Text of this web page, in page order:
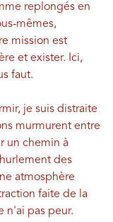
replongés en
mêmes,
mission est
et exister. Ici,
faut.
je suis distraite
murmurent entre
un chemin à
des
atmosphère
faite de la
n'ai pas peur.